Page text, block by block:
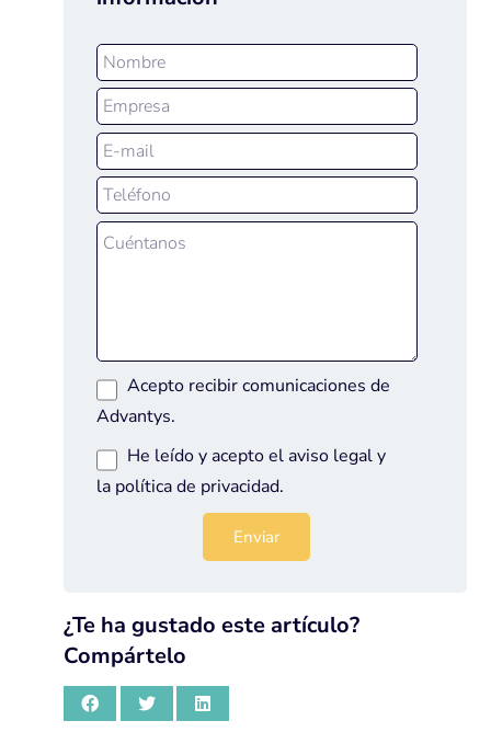
Acepto recibir comunicaciones de
Advantys.
He leído y acepto el aviso legaly
la política de privacidad.
¿Te ha gustado este artículo?
Compártelo